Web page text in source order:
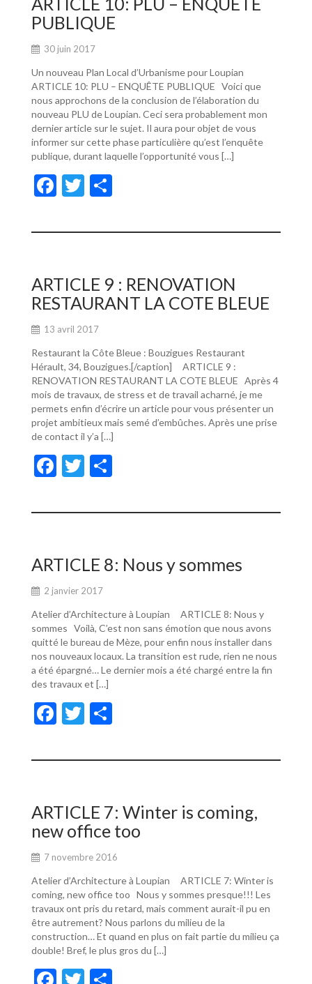
o
k
PUBLIQUE
30 juin 2017
Un nouveau Plan Local d’Urbanisme pour Loupian
ARTICLE 10: PLU – ENQUÊTE PUBLIQUE Voici que
nous approchons de la conclusion de l’élaboration du
nouveau PLU de Loupian. Ceci sera probablement mon
dernier article sur le sujet. Il aura pour objet de vous
informer sur cette phase particulière qu’est l’enquête
publique, durant laquelle l’opportunité vous […]
F
e
o
o
k
T
itt ta
er
ARTICLE 9 : RENOVATION
RESTAURANT LA COTE BLEUE
13 avril 2017
Restaurant la Côte Bleue : Bouzigues Restaurant
Hérault, 34, Bouzigues.[/caption] ARTICLE 9 :
RENOVATION RESTAURANT LA COTE BLEUE Après 4
mois de travaux, de stress et de travail acharné, je me
permets enfin d’écrire un article pour vous présenter un
projet ambitieux mais semé d’embûches. Après une prise
de contact il y’a […]
F
e
o
o
k
T
itt ta
er
ARTICLE 8: Nous y sommes
2 janvier 2017
Atelier d’Architecture à Loupian ARTICLE 8: Nous y
sommes Voilà, C’est non sans émotion que nous avons
quitté le bureau de Mèze, pour enfin nous installer dans
nos nouveaux locaux. La transition est rude, rien ne nous
a été épargné… Le dernier mois a été chargé entre la fin
des travaux et […]
F
e
o
o
k
T
itt ta
er
ARTICLE 7: Winter is coming,
new office too
7 novembre 2016
Atelier d’Architecture à Loupian ARTICLE 7: Winter is
coming, new office too Nous y sommes presque!!! Les
travaux ont pris du retard, mais comment aurait-il pu en
être autrement? Nous parlons du milieu de la
construction… Et quand en plus on fait partie du milieu ça
double! Bref, le plus gros du […]